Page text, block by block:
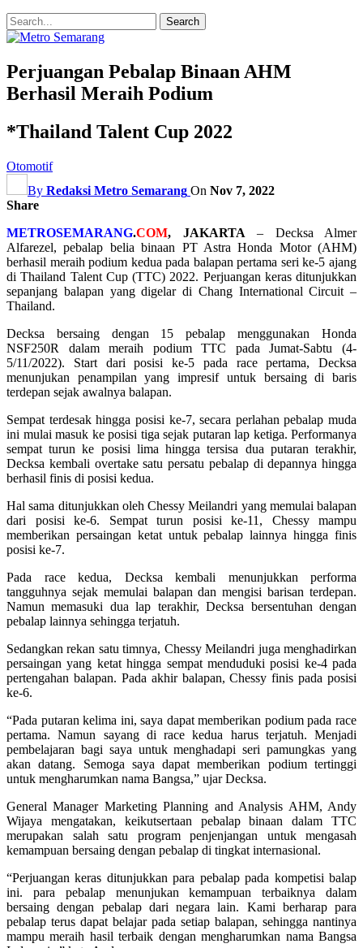
Perjuangan Pebalap Binaan AHM
Berhasil Meraih Podium
*Thailand Talent Cup 2022
Otomotif
By Redaksi Metro Semarang On Nov 7, 2022
Share
METROSEMARANG.COM, JAKARTA – Decksa Almer
Alfarezel, pebalap belia binaan PT Astra Honda Motor (AHM)
berhasil meraih podium kedua pada balapan pertama seri ke-5 ajang
di Thailand Talent Cup (TTC) 2022. Perjuangan keras ditunjukkan
sepanjang balapan yang digelar di Chang International Circuit –
Thailand.
Decksa bersaing dengan 15 pebalap menggunakan Honda
NSF250R dalam meraih podium TTC pada Jumat-Sabtu (4-
5/11/2022). Start dari posisi ke-5 pada race pertama, Decksa
menunjukan penampilan yang impresif untuk bersaing di baris
terdepan sejak awalnya balapan.
Sempat terdesak hingga posisi ke-7, secara perlahan pebalap muda
ini mulai masuk ke posisi tiga sejak putaran lap ketiga. Performanya
sempat turun ke posisi lima hingga tersisa dua putaran terakhir,
Decksa kembali overtake satu persatu pebalap di depannya hingga
berhasil finis di posisi kedua.
Hal sama ditunjukkan oleh Chessy Meilandri yang memulai balapan
dari posisi ke-6. Sempat turun posisi ke-11, Chessy mampu
memberikan persaingan ketat untuk pebalap lainnya hingga finis
posisi ke-7.
Pada race kedua, Decksa kembali menunjukkan performa
tangguhnya sejak memulai balapan dan mengisi barisan terdepan.
Namun memasuki dua lap terakhir, Decksa bersentuhan dengan
pebalap lainnya sehingga terjatuh.
Sedangkan rekan satu timnya, Chessy Meilandri juga menghadirkan
persaingan yang ketat hingga sempat menduduki posisi ke-4 pada
pertengahan balapan. Pada akhir balapan, Chessy finis pada posisi
ke-6.
“Pada putaran kelima ini, saya dapat memberikan podium pada race
pertama. Namun sayang di race kedua harus terjatuh. Menjadi
pembelajaran bagi saya untuk menghadapi seri pamungkas yang
akan datang. Semoga saya dapat memberikan podium tertinggi
untuk mengharumkan nama Bangsa,” ujar Decksa.
General Manager Marketing Planning and Analysis AHM, Andy
Wijaya mengatakan, keikutsertaan pebalap binaan dalam TTC
merupakan salah satu program penjenjangan untuk mengasah
kemampuan bersaing dengan pebalap di tingkat internasional.
“Perjuangan keras ditunjukkan para pebalap pada kompetisi balap
ini. para pebalap menunjukan kemampuan terbaiknya dalam
bersaing dengan pebalap dari negara lain. Kami berharap para
pebalap terus dapat belajar pada setiap balapan, sehingga nantinya
mampu meraih hasil terbaik dengan mengharumkan nama Bangsa